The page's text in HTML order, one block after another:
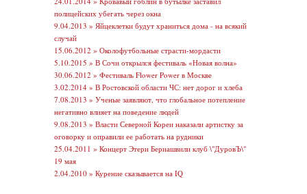
полицейских убегать через окна
9.04.2013 » Яйцеклетки будут храниться дома - на всякий
случай
15.06.2012 » Околофутбольные страсти-мордасти
5.10.2015 » В Сочи открылся фестиваль «Новая волна»
30.06.2012 » Фестиваль Flower Power в Москве
3.02.2014 » В Ростовской области ЧС: нет дорог и хлеба
7.08.2013 » Ученые заявляют, что глобальное потепление
негативно влияет на поведение людей
9.08.2013 » Власти Северной Кореи наказали артистку за
оговорку и оправили ее работать на рудники
25.04.2011 » Концерт Этери Бериашвили клуб \"ДуровЪ\"
19 мая
2.04.2010 » Курение сказывается на IQ